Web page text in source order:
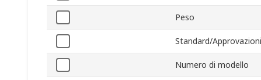
Peso
Standard/Approvazioni
Numero di modello